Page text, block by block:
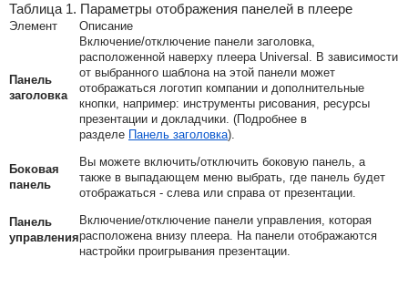
Таблица 1. Параметры отображения панелей в плеере
Элемент Описание
Панель
заголовка
Включение/отключение панели заголовка,
расположенной наверху плеера Universal. В зависимости
от выбранного шаблона на этой панели может
отображаться логотип компании и дополнительные
кнопки, например: инструменты рисования, ресурсы
презентации и докладчики. (Подробнее в
разделе Панель заголовка).
Боковая
панель
Вы можете включить/отключить боковую панель, а
также в выпадающем меню выбрать, где панель будет
отображаться - слева или справа от презентации.
Панель
управления
Включение/отключение панели управления, которая
расположена внизу плеера. На панели отображаются
настройки проигрывания презентации.